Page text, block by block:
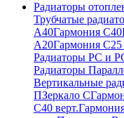
Радиаторы
Трубчатые
А40Гармония С40
А20Гармония С25
Радиаторы РС и
Радиаторы
Вертикальные
ПЗеркало С
С40 верт.